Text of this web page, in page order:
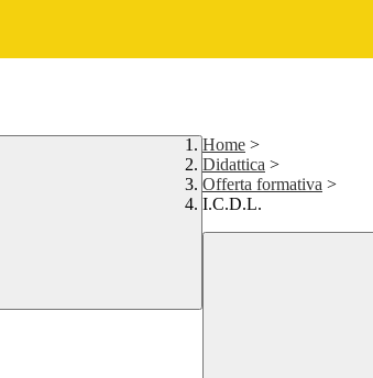
Home >
Didattica >
Offerta formativa >
I.C.D.L.